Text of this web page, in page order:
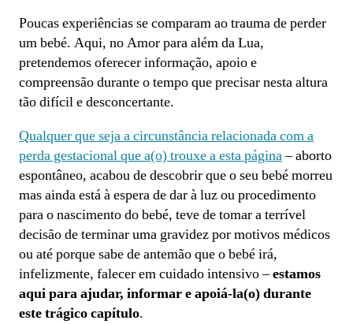
Poucas experiências se comparam ao trauma de perder
um bebé. Aqui, no Amor para além da Lua,
pretendemos oferecer informação, apoio e
compreensão durante o tempo que precisar nesta altura
tão difícil e desconcertante.
Qualquer que seja a circunstância relacionada com a
perda gestacional que a(o) trouxe a esta página– aborto
espontâneo, acabou de descobrir que o seu bebé morreu
mas ainda está à espera de dar à luz ou procedimento
para o nascimento do bebé, teve de tomar a terrível
decisão de terminar uma gravidez por motivos médicos
ou até porque sabe de antemão que o bebé irá,
infelizmente, falecer em cuidado intensivo –estamos
aqui para ajudar, informar e apoiá-la(o) durante
este trágico capítulo.